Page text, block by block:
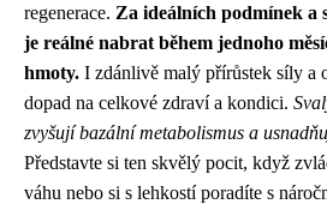
regenerace. Za ideálních podmínek a
je reálné nabrat během jednoho
hmoty. I zdánlivě malý přírůstek síly a
dopad na celkové zdraví a kondici.
zvyšují bazální metabolismus a
Představte si ten skvělý pocit, když
váhu nebo si s lehkostí poradíte s